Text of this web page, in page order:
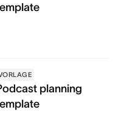
planning